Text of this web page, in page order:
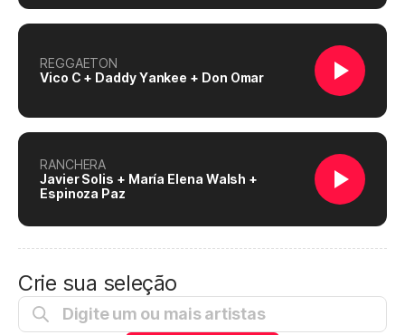
REGGAETON
Vico C + Daddy Yankee + Don Omar
RANCHERA
Javier Solis + María Elena Walsh +
Espinoza Paz
Crie sua seleção